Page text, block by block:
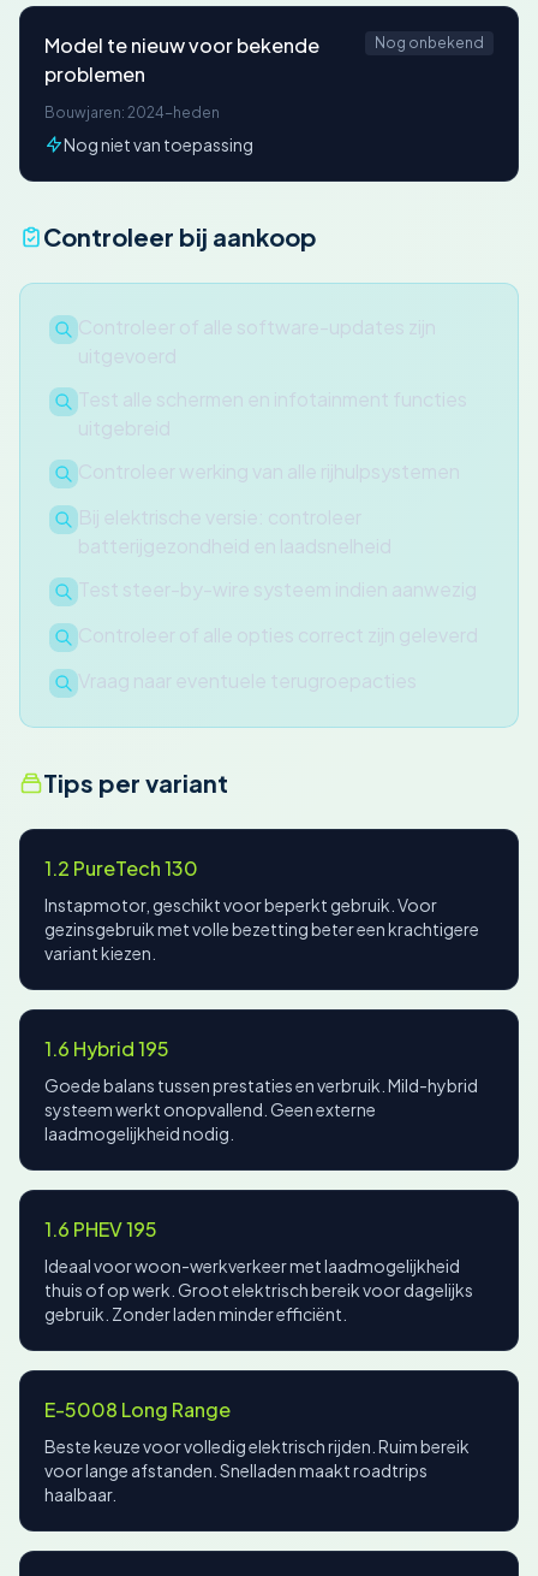
Model te nieuw voor bekende
problemen
Nog onbekend
Bouwjaren: 2024-heden
Nog niet van toepassing
Controleer bij aankoop
Controleer of alle software-updates zijn
uitgevoerd
Test alle schermen en infotainment functies
uitgebreid
Controleer werking van alle rijhulpsystemen
Bij elektrische versie: controleer
batterijgezondheid en laadsnelheid
Test steer-by-wire systeem indien aanwezig
Controleer of alle opties correct zijn geleverd
Vraag naar eventuele terugroepacties
Tips per variant
1.2 PureTech 130
Instapmotor, geschikt voor beperkt gebruik. Voor
gezinsgebruik met volle bezetting beter een krachtigere
variant kiezen.
1.6 Hybrid 195
Goede balans tussen prestaties en verbruik. Mild-hybrid
systeem werkt onopvallend. Geen externe
laadmogelijkheid nodig.
1.6 PHEV 195
Ideaal voor woon-werkverkeer met laadmogelijkheid
thuis of op werk. Groot elektrisch bereik voor dagelijks
gebruik. Zonder laden minder efficiënt.
E-5008 Long Range
Beste keuze voor volledig elektrisch rijden. Ruim bereik
voor lange afstanden. Snelladen maakt roadtrips
haalbaar.